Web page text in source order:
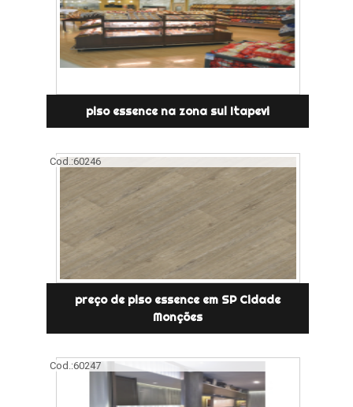
piso essence na zona sul Itapevi
Cod.:60246
preço de piso essence em SP Cidade
Monções
Cod.:60247